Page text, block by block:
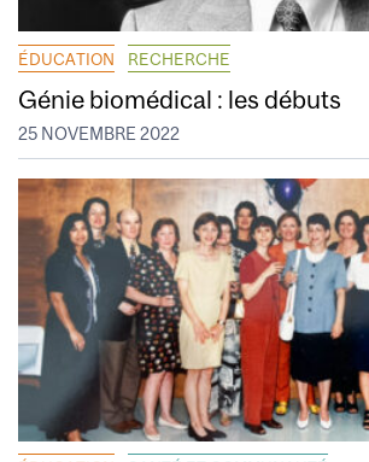
ÉDUCATION RECHERCHE
Génie biomédical : les débuts
25 NOVEMBRE 2022